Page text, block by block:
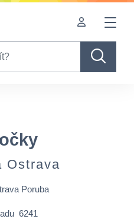
Ostrava
Poruba
6241